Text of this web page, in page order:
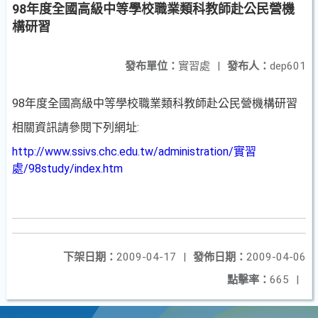
98年度全國高級中等學校職業類科教師赴公民營機
構研習
發布人： dep601
發布單位： 實習處 |
98年度全國高級中等學校職業類科教師赴公民營機構研習
相關資訊請參閱下列網址:
http://www.ssivs.chc.edu.tw/administration/實習
處/98study/index.htm
發佈日期： 2009-04-06
下架日期： 2009-04-17
|
點擊率： 665 |